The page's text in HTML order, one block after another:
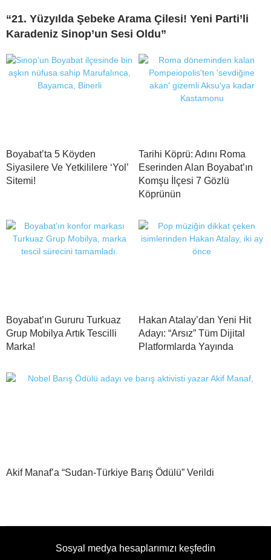
“21. Yüzyılda Şebeke Arama Çilesi! Yeni Parti’li
Karadeniz Sinop’un Sesi Oldu”
Boyabat’ta 5 Köyden
Siyasilere Ve Yetkililere ‘Yol’
Sitemi!
Tarihi Köprü: Adını Roma
Eserinden Alan Boyabat’ın
Komşu İlçesi 7 Gözlü
Köprünün
Boyabat’ın Gururu Turkuaz
Grup Mobilya Artık Tescilli
Marka!
Hakan Atalay’dan Yeni Hit
Adayı: “Arsız” Tüm Dijital
Platformlarda Yayında
Akif Manaf’a “Sudan-Türkiye Barış Ödülü” Verildi
Sosyal medya hesaplarımızı keşfedin